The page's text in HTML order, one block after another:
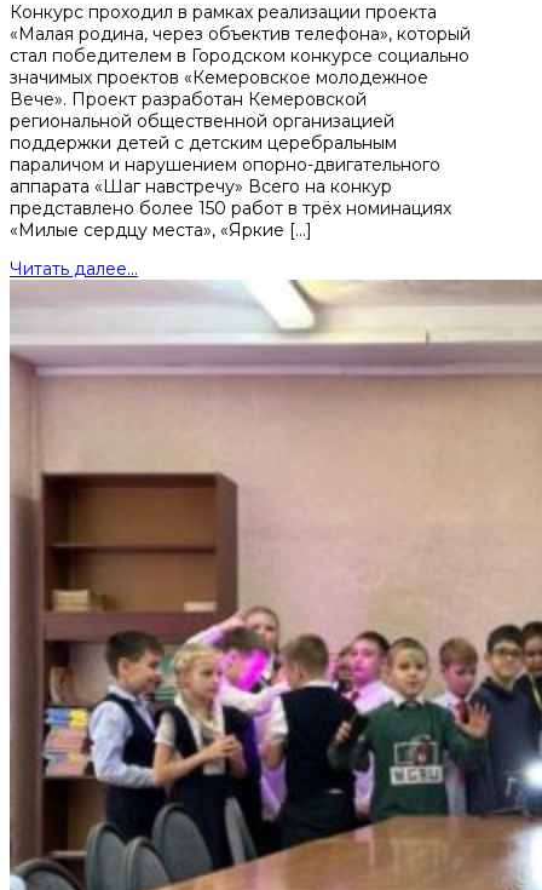
Конкурс проходил в рамках реализации проекта
«Малая родина, через объектив телефона», который
стал победителем в Городском конкурсе социально
значимых проектов «Кемеровское молодежное
Вече». Проект разработан Кемеровской
региональной общественной организацией
поддержки детей с детским церебральным
параличом и нарушением опорно-двигательного
аппарата «Шаг навстречу» Всего на конкур
представлено более 150 работ в трёх номинациях
«Милые сердцу места», «Яркие […]
Читать далее...